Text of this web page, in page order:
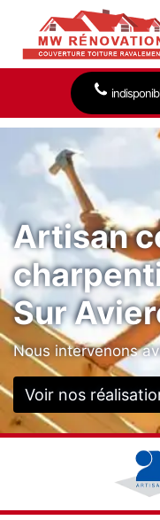
Artisan
Sur
Nous intervenons
Voir nos